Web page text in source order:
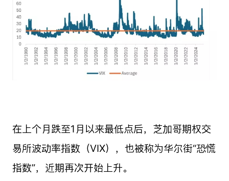
在上个月跌至1月以来最低点后，芝加哥期权交
易所波动率指数（VIX），也被称为华尔街“恐慌
指数”，近期再次开始上升。